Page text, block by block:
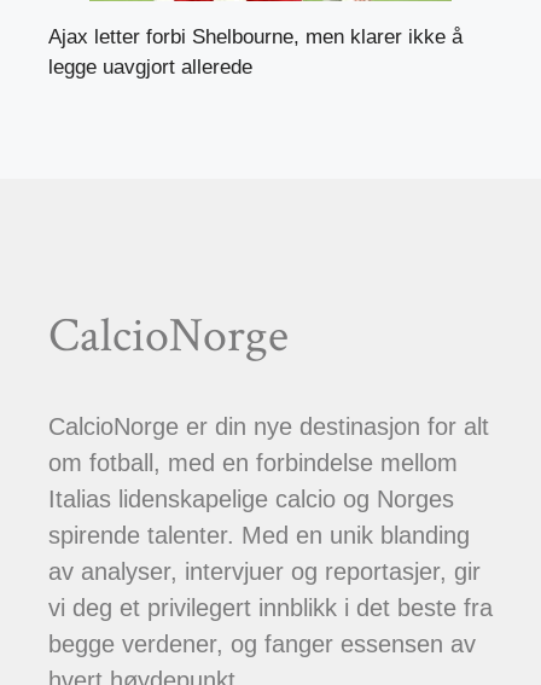
Ajax letter forbi Shelbourne, men klarer ikke å
legge uavgjort allerede
CalcioNorge
CalcioNorge er din nye destinasjon for alt
om fotball, med en forbindelse mellom
Italias lidenskapelige calcio og Norges
spirende talenter. Med en unik blanding
av analyser, intervjuer og reportasjer, gir
vi deg et privilegert innblikk i det beste fra
begge verdener, og fanger essensen av
hvert høydepunkt.